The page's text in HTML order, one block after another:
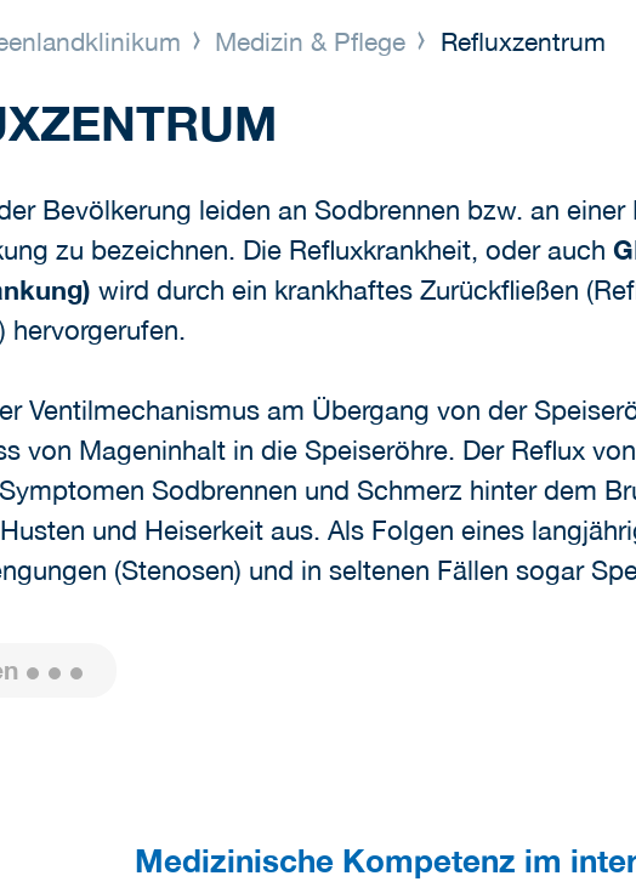
Medizin & Pflege Refluxzentrum
Bevölkerung leiden an Sodbrennen bzw. an
zu bezeichnen. Die Refluxkrankheit, oder auch
wird durch ein krankhaftes Zurückfließen
hervorgerufen.
Ventilmechanismus am Übergang von der
von Mageninhalt in die Speiseröhre. Der Reflux
Sodbrennen und Schmerz hinter dem
und Heiserkeit aus. Als Folgen eines
(Stenosen) und in seltenen Fällen sogar
Medizinische Kompetenz im